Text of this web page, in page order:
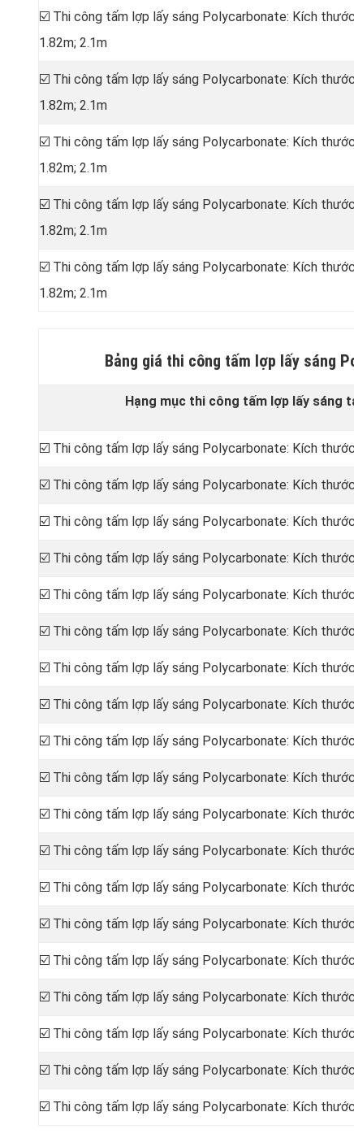
☑️ Thi công tấm lợp lấy sáng Polycarbonate: Kích
1.82m; 2.1m
☑️ Thi công tấm lợp lấy sáng Polycarbonate: Kích
1.82m; 2.1m
☑️ Thi công tấm lợp lấy sáng Polycarbonate: Kích
1.82m; 2.1m
☑️ Thi công tấm lợp lấy sáng Polycarbonate: Kích
1.82m; 2.1m
☑️ Thi công tấm lợp lấy sáng Polycarbonate: Kích
1.82m; 2.1m
Bảng giá thi công tấm lợp lấy sáng
Hạng mục thi công tấm lợp lấy sáng
☑️ Thi công tấm lợp lấy sáng Polycarbonate: Kích
☑️ Thi công tấm lợp lấy sáng Polycarbonate: Kích
☑️ Thi công tấm lợp lấy sáng Polycarbonate: Kích
☑️ Thi công tấm lợp lấy sáng Polycarbonate: Kích
☑️ Thi công tấm lợp lấy sáng Polycarbonate: Kích
☑️ Thi công tấm lợp lấy sáng Polycarbonate: Kích
☑️ Thi công tấm lợp lấy sáng Polycarbonate: Kích
☑️ Thi công tấm lợp lấy sáng Polycarbonate: Kích
☑️ Thi công tấm lợp lấy sáng Polycarbonate: Kích
☑️ Thi công tấm lợp lấy sáng Polycarbonate: Kích
☑️ Thi công tấm lợp lấy sáng Polycarbonate: Kích
☑️ Thi công tấm lợp lấy sáng Polycarbonate: Kích
☑️ Thi công tấm lợp lấy sáng Polycarbonate: Kích
☑️ Thi công tấm lợp lấy sáng Polycarbonate: Kích
☑️ Thi công tấm lợp lấy sáng Polycarbonate: Kích
☑️ Thi công tấm lợp lấy sáng Polycarbonate: Kích
☑️ Thi công tấm lợp lấy sáng Polycarbonate: Kích
☑️ Thi công tấm lợp lấy sáng Polycarbonate: Kích
☑️ Thi công tấm lợp lấy sáng Polycarbonate: Kích